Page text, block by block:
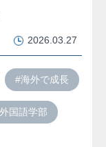
2026.03.27
#海外で成長
国語学部